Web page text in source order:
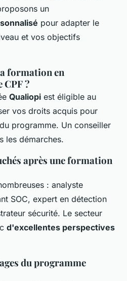
un
pour adapter le
et vos objectifs
formation en
CPF ?
Qualiopi est éligible au
vos droits acquis pour
programme. Un conseiller
les démarches.
après une formation
: analyste
SOC, expert en détection
sécurité. Le secteur
d'excellentes perspectives
du programme